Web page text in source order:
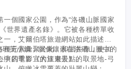
一個國家公園，作為“洛磯山脈國家
世界遺產名錄》。它被各種榜單收
一，艾爾伯塔旅遊網站如此描述
種元素彙聚於此、和諧共存，使加
中四季皆宜的旅遊景點。
班芙小鎮，就像鑲嵌在洛磯山脈中的
演的電影《大江東去》的取景地-弓